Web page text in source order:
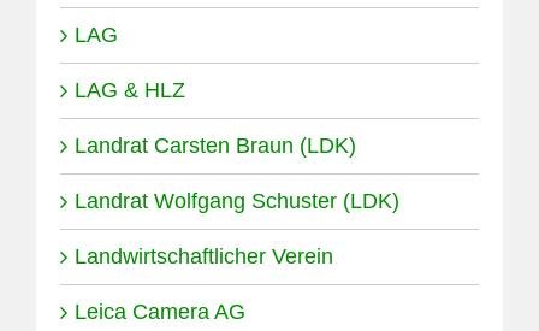
LAG
LAG & HLZ
Landrat Carsten Braun (LDK)
Landrat Wolfgang Schuster (LDK)
Landwirtschaftlicher Verein
Leica Camera AG